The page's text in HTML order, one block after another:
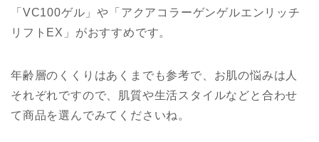
「VC100ゲル」や「アクアコラーゲンゲルエンリッチ
リフトEX」がおすすめです。
年齢層のくくりはあくまでも参考で、お肌の悩みは人
それぞれですので、肌質や生活スタイルなどと合わせ
て商品を選んでみてくださいね。